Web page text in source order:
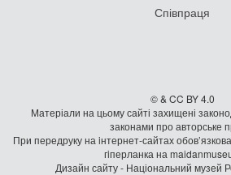
Співпраця
© & CC BY 4.0
Матеріали на цьому сайті захищені
законами про авторське
При передруку на iнтернет-сайтах
гiперланка на
Дизайн сайту - Національний музей